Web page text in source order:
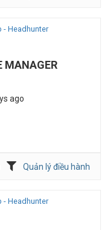
- Headhunter
MANAGER
ago
Quản lý điều hành
- Headhunter